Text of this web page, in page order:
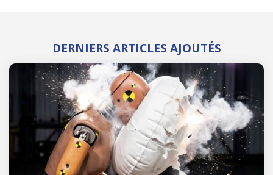
DERNIERS ARTICLES AJOUTÉS